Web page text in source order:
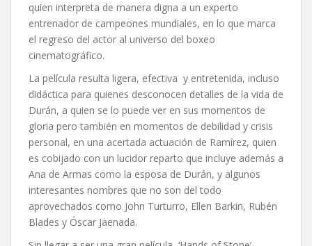
quien interpreta de manera digna a un experto
entrenador de campeones mundiales, en lo que marca
el regreso del actor al universo del boxeo
cinematográfico.
La película resulta ligera, efectiva y entretenida, incluso
didáctica para quienes desconocen detalles de la vida de
Durán, a quien se lo puede ver en sus momentos de
gloria pero también en momentos de debilidad y crisis
personal, en una acertada actuación de Ramírez, quien
es cobijado con un lucidor reparto que incluye además a
Ana de Armas como la esposa de Durán, y algunos
interesantes nombres que no son del todo
aprovechados como John Turturro, Ellen Barkin, Rubén
Blades y Óscar Jaenada.